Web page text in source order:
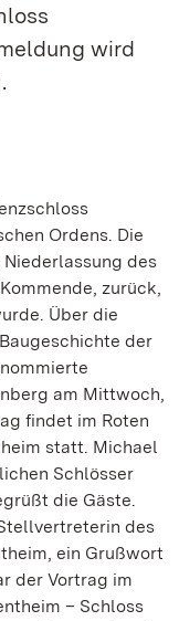
wird
Ordens. Die
des
zurück,
Über die
der
am Mittwoch,
findet im Roten
statt. Michael
Schlösser
die Gäste.
des
ein Grußwort
der Vortrag im
– Schloss